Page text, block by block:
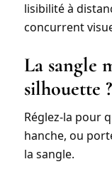
lisibilité à
concurrent
La sangle
silhouette ?
Réglez-la pour
hanche, ou
la sangle.